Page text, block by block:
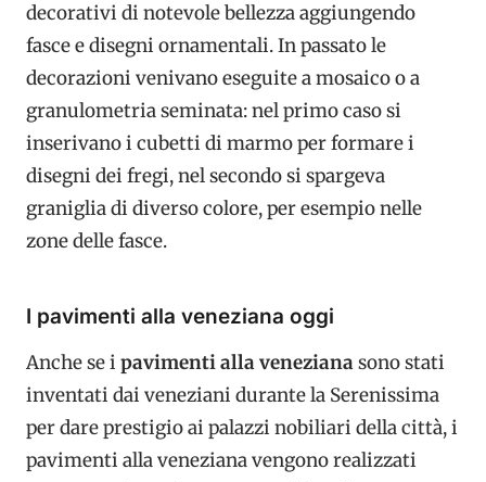
decorativi di notevole bellezza aggiungendo
fasce e disegni ornamentali. In passato le
decorazioni venivano eseguite a mosaico o a
granulometria seminata: nel primo caso si
inserivano i cubetti di marmo per formare i
disegni dei fregi, nel secondo si spargeva
graniglia di diverso colore, per esempio nelle
zone delle fasce.
I pavimenti alla veneziana oggi
Anche se i pavimenti alla venezianasono stati
inventati dai veneziani durante la Serenissima
per dare prestigio ai palazzi nobiliari della città, i
pavimenti alla veneziana vengono realizzati